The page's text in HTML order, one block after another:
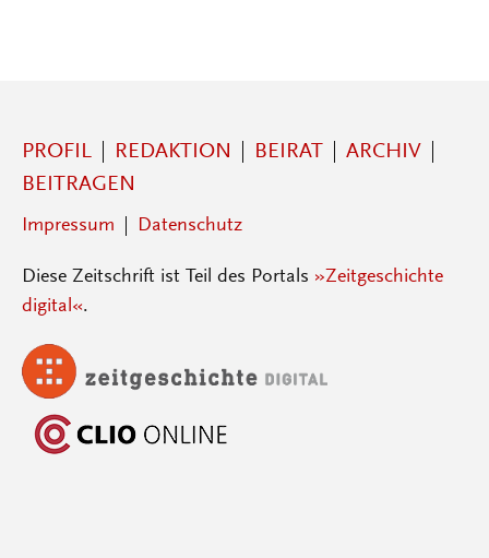
PROFIL REDAKTION BEIRAT
ARCHIV
BEITRAGEN
Impressum Datenschutz
Diese Zeitschrift ist Teil des Portals »Zeitgeschichte
digital«.